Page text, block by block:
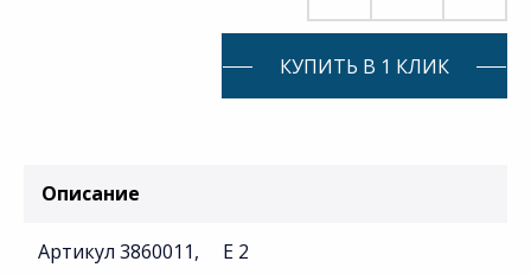
КУПИТЬ В 1 КЛИК
Описание
Артикул 3860011, E 2